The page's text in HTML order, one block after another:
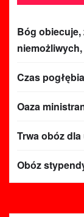
Bóg
Czas
Oaza
Trwa obóz
Obóz